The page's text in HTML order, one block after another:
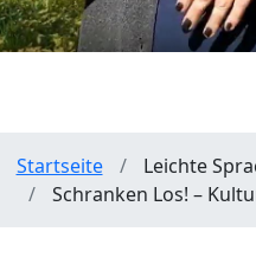
Pfadnavigation
Startseite
Leichte
Schranken Los! –